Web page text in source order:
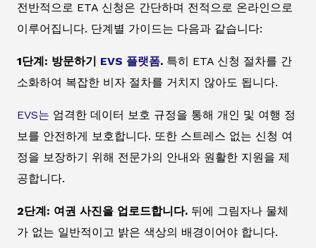
전반적으로 ETA 신청은 간단하며 전적으로 온라인으로
이루어집니다. 단계별 가이드는 다음과 같습니다:
1단계: 방문하기 EVS 플랫폼. 특히 ETA 신청 절차를 간
소화하여 복잡한 비자 절차를 거치지 않아도 됩니다.
EVS는 엄격한 데이터 보호 규정을 통해 개인 및 여행 정
보를 안전하게 보호합니다. 또한 스트레스 없는 신청 여
정을 보장하기 위해 전문가의 안내와 원활한 지원을 제
공합니다.
2단계: 여권 사진을 업로드합니다. 뒤에 그림자나 물체
가 없는 일반적이고 밝은 색상의 배경이어야 합니다.